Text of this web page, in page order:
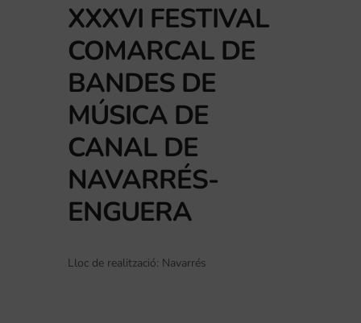
XXXVI FESTIVAL
COMARCAL DE
BANDES DE
MÚSICA DE
CANAL DE
NAVARRÉS-
ENGUERA
Lloc de realització: Navarrés